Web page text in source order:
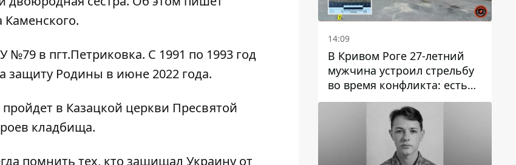
№79 в пгт.Петриковка. С 1991 по 1993 год
защиту Родины в июне 2022 года.
в Казацкой церкви Пресвятой
кладбища.
помнить тех, кто защищал Украину от
14:09
В Кривом Роге 27-летний
мужчина устроил стрельбу
во время конфликта: есть
раненый